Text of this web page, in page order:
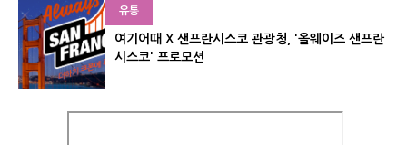
유통
여기어때 X 샌프란시스코 관광청, '올웨이즈 샌프란
시스코' 프로모션